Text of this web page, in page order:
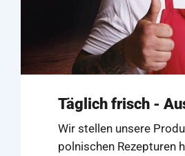
Täglich frisch -
Wir stellen unsere
polnischen Rezepturen